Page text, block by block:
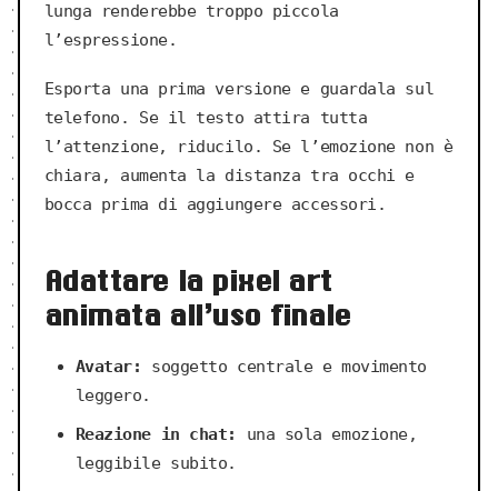
lunga renderebbe troppo piccola
l’espressione.
Esporta una prima versione e guardala sul
telefono. Se il testo attira tutta
l’attenzione, riducilo. Se l’emozione non è
chiara, aumenta la distanza tra occhi e
bocca prima di aggiungere accessori.
Adattare la pixel art
animata all’uso finale
Avatar:
soggetto centrale e movimento
leggero.
Reazione in chat:
una sola emozione,
leggibile subito.